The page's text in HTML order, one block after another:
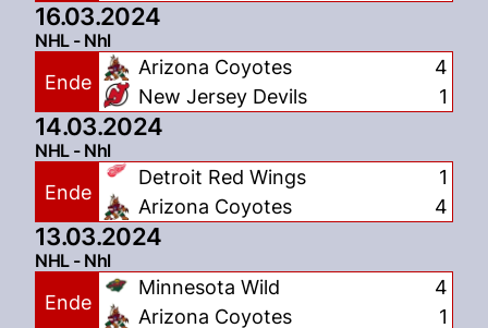
16.03.2024
NHL - Nhl
Ende
Arizona Coyotes
New Jersey Devils
4
1
14.03.2024
NHL - Nhl
Ende
Detroit Red Wings
Arizona Coyotes
1
4
13.03.2024
NHL - Nhl
Ende
Minnesota Wild
Arizona Coyotes
4
1